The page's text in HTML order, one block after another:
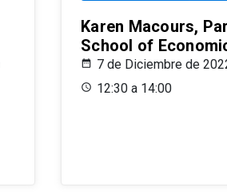
Karen Macours,
School of
7 de Diciembre de
12:30 a 14:00